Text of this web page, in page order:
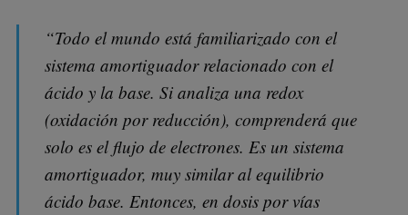
“Todo el mundo está familiarizado con el
sistema amortiguador relacionado con el
ácido y la base. Si analiza una redox
(oxidación por reducción), comprenderá que
solo es el flujo de electrones. Es un sistema
amortiguador, muy similar al equilibrio
ácido base. Entonces, en dosis por vías